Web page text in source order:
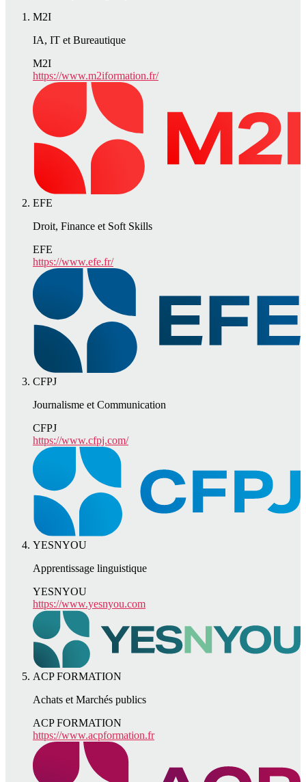
M2I
IA, IT et Bureautique
M2I
https://www.m2iformation.fr/
EFE
Droit, Finance et Soft Skills
EFE
https://www.efe.fr/
CFPJ
Journalisme et Communication
CFPJ
https://www.cfpj.com/
YESNYOU
Apprentissage linguistique
YESNYOU
https://www.yesnyou.com
ACP FORMATION
Achats et Marchés publics
ACP FORMATION
https://www.acpformation.fr